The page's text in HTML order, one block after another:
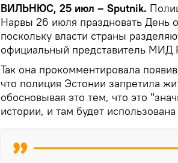
ВИЛЬНЮС, 25 июл – Sputnik.
Нарвы 26 июля праздновать День
поскольку власти страны
официальный представитель МИД
Так она прокомментировала
что полиция Эстонии запретила
обосновывая это тем, что это
истории, и там будет